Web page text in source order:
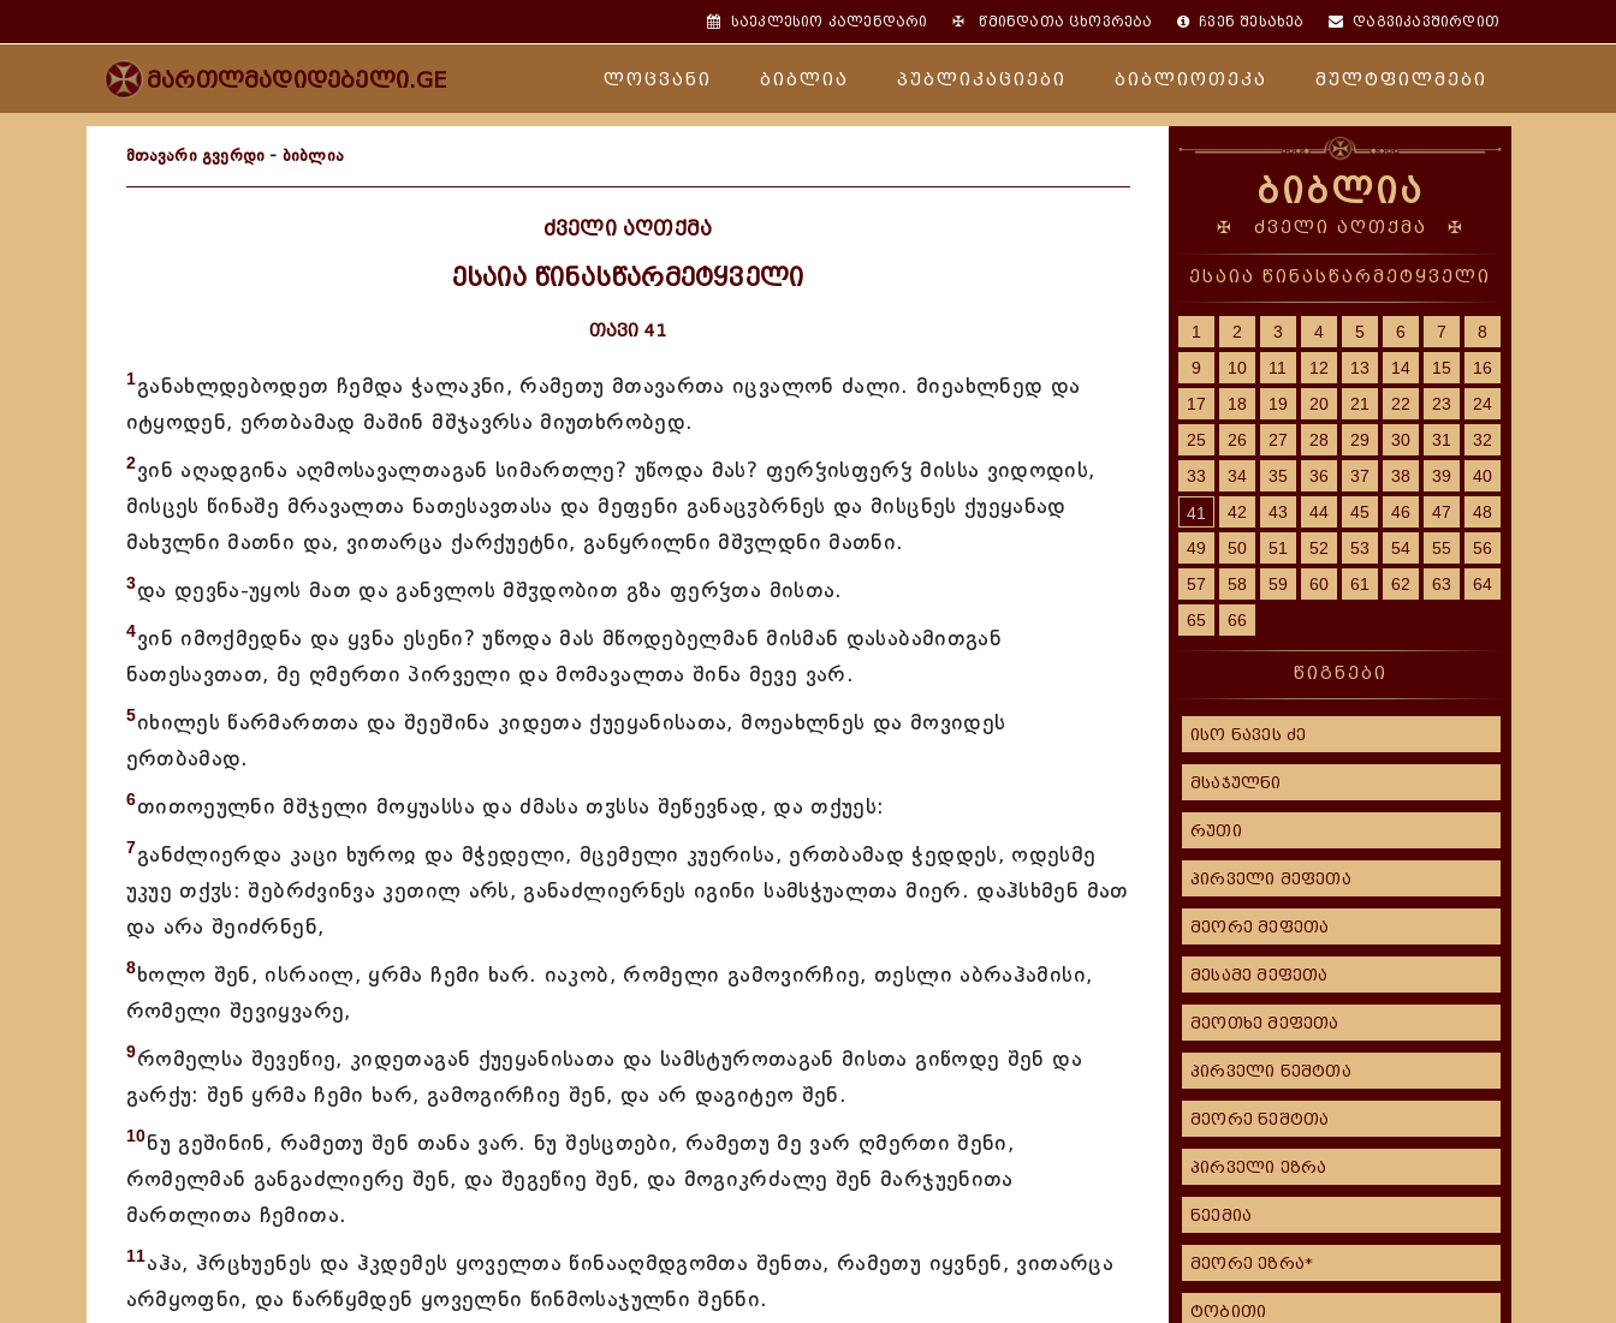
საეკლესიო კალენდარი ✠წმინდათა ცხოვრება ჩვენ შესახებ დაგვიკავშირდით
მართლმადიდებელი.GE ლოცვანი ბიბლია პუბლიკაციები ბიბლიოთეკა მულტფილმები
მთავარი გვერდი - ბიბლია
ძველი აღთქმა
ესაია წინასწარმეტყველი
თავი 41
1განახლდებოდეთ ჩემდა ჭალაკნი, რამეთუ მთავართა იცვალონ ძალი. მიეახლნედ და
იტყოდენ, ერთბამად მაშინ მშჯავრსა მიუთხრობედ.
2ვინ აღადგინა აღმოსავალთაგან სიმართლე? უწოდა მას? ფერჴისფერჴ მისსა ვიდოდის,
მისცეს წინაშე მრავალთა ნათესავთასა და მეფენი განაცჳბრნეს და მისცნეს ქუეყანად
მახჳლნი მათნი და, ვითარცა ქარქუეტნი, განყრილნი მშჳლდნი მათნი.
3და დევნა-უყოს მათ და განვლოს მშჳდობით გზა ფერჴთა მისთა.
4ვინ იმოქმედნა და ყვნა ესენი? უწოდა მას მწოდებელმან მისმან დასაბამითგან
ნათესავთათ, მე ღმერთი პირველი და მომავალთა შინა მევე ვარ.
5იხილეს წარმართთა და შეეშინა კიდეთა ქუეყანისათა, მოეახლნეს და მოვიდეს
ერთბამად.
6თითოეულნი მშჯელი მოყუასსა და ძმასა თჳსსა შეწევნად, და თქუეს:
7განძლიერდა კაცი ხუროჲ და მჭედელი, მცემელი კუერისა, ერთბამად ჭედდეს, ოდესმე
უკუე თქჳს: შებრძვინვა კეთილ არს, განაძლიერნეს იგინი სამსჭუალთა მიერ. დაჰსხმენ მათ
და არა შეიძრნენ,
8ხოლო შენ, ისრაილ, ყრმა ჩემი ხარ. იაკობ, რომელი გამოვირჩიე, თესლი აბრაჰამისი,
რომელი შევიყვარე,
9რომელსა შევეწიე, კიდეთაგან ქუეყანისათა და სამსტუროთაგან მისთა გიწოდე შენ და
გარქუ: შენ ყრმა ჩემი ხარ, გამოგირჩიე შენ, და არ დაგიტეო შენ.
10ნუ გეშინინ, რამეთუ შენ თანა ვარ. ნუ შესცთები, რამეთუ მე ვარ ღმერთი შენი,
რომელმან განგაძლიერე შენ, და შეგეწიე შენ, და მოგიკრძალე შენ მარჯუენითა
მართლითა ჩემითა.
11აჰა, ჰრცხუენეს და ჰკდემეს ყოველთა წინააღმდგომთა შენთა, რამეთუ იყვნენ, ვითარცა
არმყოფნი, და წარწყმდენ ყოველნი წინმოსაჯულნი შენნი.
ბიბლია
✠ ძველი აღთქმა ✠
ესაია წინასწარმეტყველი
1 2 3 4 5 6 7
8
9
10 11 12 13 14 15
16
17
18 19 20 21 22 23
24
25
26 27 28 29 30 31
32
33
34 35 36 37 38 39
40
41
42 43 44 45 46 47
48
49
50 51 52 53 54 55
56
57
58 59 60 61 62 63
64
65
66
წიგნები
ისო ნავეს ძე
მსაჯულნი
რუთი
პირველი მეფეთა
მეორე მეფეთა
მესამე მეფეთა
მეოთხე მეფეთა
პირველი ნეშტთა
მეორე ნეშტთა
პირველი ეზრა
ნეემია
მეორე ეზრა*
ტობითი